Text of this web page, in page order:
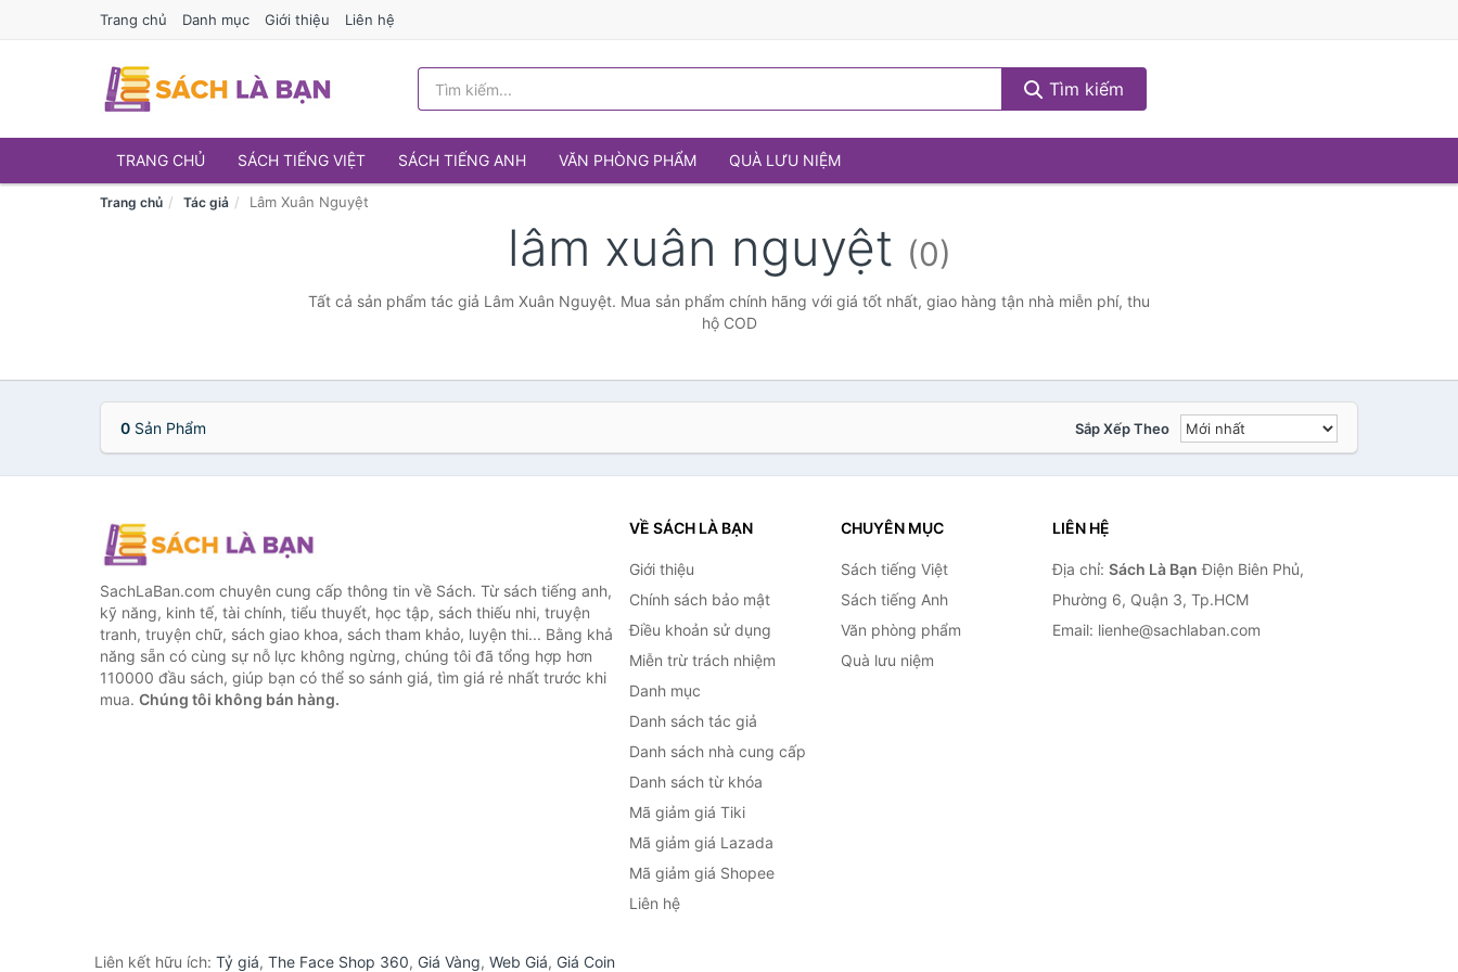
Trang chủ Danh mục Giới thiệu Liên hệ
Tìm kiếm
TRANG CHỦ SÁCH TIẾNG VIỆT SÁCH TIẾNG ANH VĂN PHÒNG PHẨM QUÀ LƯU NIỆM
Trang chủ Tác giả Lâm Xuân Nguyệt
lâm xuân nguyệt (0)
Tất cả sản phẩm tác giả Lâm Xuân Nguyệt. Mua sản phẩm chính hãng với giá tốt nhất, giao hàng tận nhà miễn phí, thu
hộ COD
0 Sản Phẩm Sắp Xếp Theo
SachLaBan.com chuyên cung cấp thông tin về Sách. Từ sách tiếng anh,
kỹ năng, kinh tế, tài chính, tiểu thuyết, học tập, sách thiếu nhi, truyện
tranh, truyện chữ, sách giao khoa, sách tham khảo, luyện thi... Bằng khả
năng sẵn có cùng sự nỗ lực không ngừng, chúng tôi đã tổng hợp hơn
110000 đầu sách, giúp bạn có thể so sánh giá, tìm giá rẻ nhất trước khi
mua. Chúng tôi không bán hàng.
VỀ SÁCH LÀ BẠN
Giới thiệu
Chính sách bảo mật
Điều khoản sử dụng
Miễn trừ trách nhiệm
Danh mục
Danh sách tác giả
Danh sách nhà cung cấp
Danh sách từ khóa
Mã giảm giá Tiki
Mã giảm giá Lazada
Mã giảm giá Shopee
Liên hệ
CHUYÊN MỤC
Sách tiếng Việt
Sách tiếng Anh
Văn phòng phẩm
Quà lưu niệm
LIÊN HỆ
Địa chỉ: Sách Là Bạn Điện Biên Phủ,
Phường 6, Quận 3, Tp.HCM
Email: lienhe@sachlaban.com
Liên kết hữu ích: Tỷ giá, The Face Shop 360, Giá Vàng, Web Giá, Giá Coin